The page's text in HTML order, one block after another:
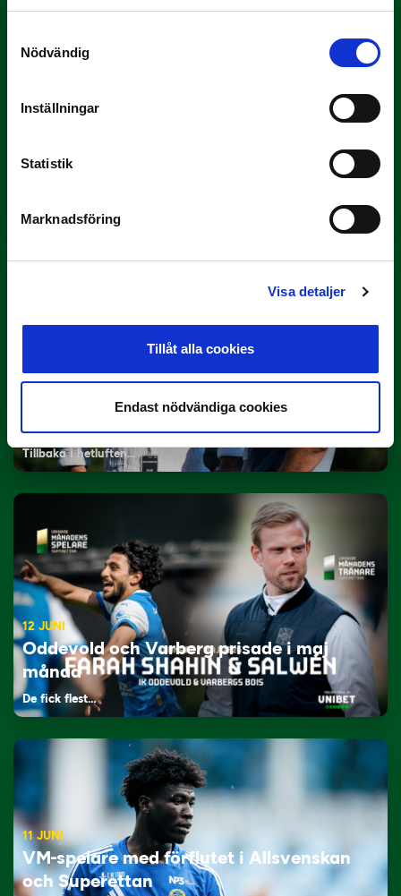
Nödvändig
Inställningar
Statistik
Marknadsföring
Visa detaljer
Tillåt alla cookies
Endast nödvändiga cookies
3 JULI
Lagerlöf tar över i Sandvikens IF
Tillbaka i hetluften…
12 JUNI
Oddevold och Varberg prisade i maj
månad
De fick flest…
11 JUNI
VM-spelare med förflutet i Allsvenskan
och Superettan